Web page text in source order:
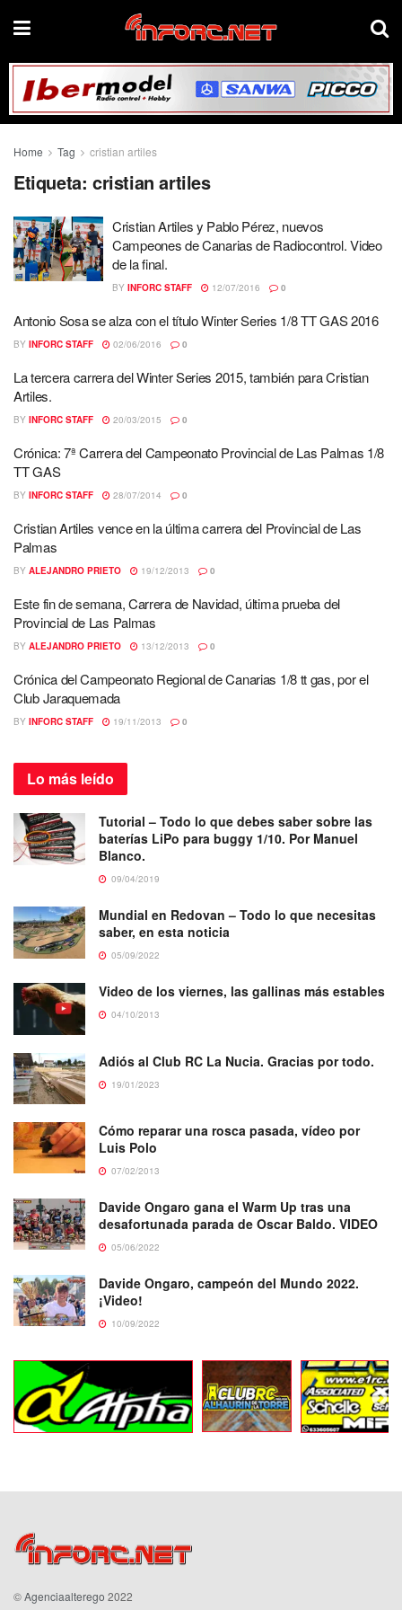
Home Tag cristian artiles
Etiqueta: cristian artiles
Cristian Artiles y Pablo Pérez, nuevos
Campeones de Canarias de Radiocontrol. Video
de la final.
BY INFORC STAFF 12/07/2016 0
Antonio Sosa se alza con el título Winter Series 1/8 TT GAS 2016
BY INFORC STAFF 02/06/2016 0
La tercera carrera del Winter Series 2015, también para Cristian
Artiles.
BY INFORC STAFF 20/03/2015 0
Crónica: 7ª Carrera del Campeonato Provincial de Las Palmas 1/8
TT GAS
BY INFORC STAFF 28/07/2014 0
Cristian Artiles vence en la última carrera del Provincial de Las
Palmas
BY ALEJANDRO PRIETO 19/12/2013 0
Este fin de semana, Carrera de Navidad, última prueba del
Provincial de Las Palmas
BY ALEJANDRO PRIETO 13/12/2013 0
Crónica del Campeonato Regional de Canarias 1/8 tt gas, por el
Club Jaraquemada
BY INFORC STAFF 19/11/2013 0
Lo más leído
Tutorial – Todo lo que debes saber sobre las
baterías LiPo para buggy 1/10. Por Manuel
Blanco.
09/04/2019
Mundial en Redovan – Todo lo que necesitas
saber, en esta noticia
05/09/2022
Video de los viernes, las gallinas más estables
04/10/2013
Adiós al Club RC La Nucia. Gracias por todo.
19/01/2023
Cómo reparar una rosca pasada, vídeo por
Luis Polo
07/02/2013
Davide Ongaro gana el Warm Up tras una
desafortunada parada de Oscar Baldo. VIDEO
05/06/2022
Davide Ongaro, campeón del Mundo 2022.
¡Video!
10/09/2022
©Agenciaalterego 2022